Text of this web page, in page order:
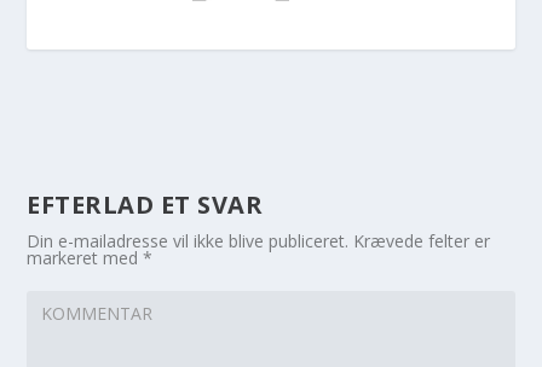
EFTERLAD ET SVAR
Din e-mailadresse vil ikke blive publiceret. Krævede felter er
markeret med*